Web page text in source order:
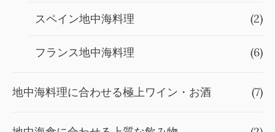
スペイン地中海料理 (2)
フランス地中海料理 (6)
地中海料理に合わせる極上ワイン・お酒 (7)